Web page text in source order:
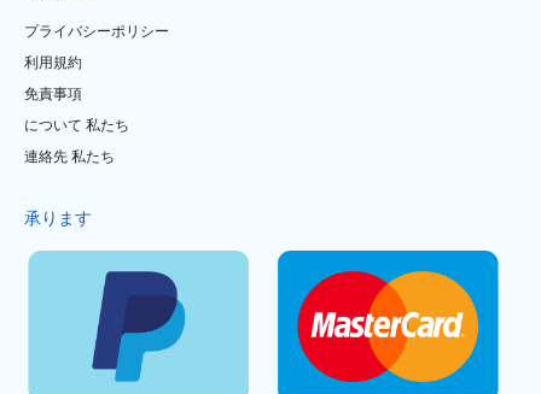
プライバシーポリシー
利用規約
免責事項
について 私たち
連絡先 私たち
承ります